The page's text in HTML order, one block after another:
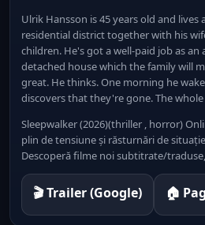
Ulrik Hansson is 45 years old and lives
residential district together with his
children. He's got a well-paid job as
detached house which the family will
great. He thinks. One morning he
discovers that they're gone. The whole
Sleepwalker (2026)(thriller , horror)
plin de tensiune și răsturnări de
Descoperă filme noi subtitrate/
🎬 Trailer (Google) 🏠